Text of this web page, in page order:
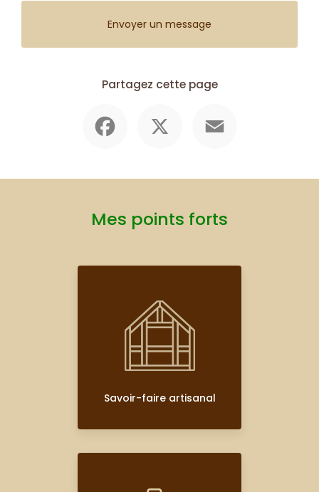
Envoyer un message
Partagez cette page
Mes points forts
Savoir-faire artisanal